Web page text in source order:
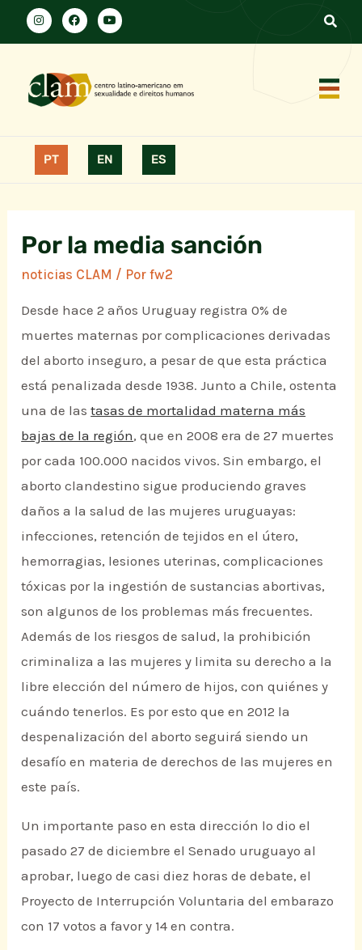
PT EN ES
Por la media sanción
noticias CLAM / Porfw2
Desde hace 2 años Uruguay registra 0% de
muertes maternas por complicaciones derivadas
del aborto inseguro, a pesar de que esta práctica
está penalizada desde 1938. Junto a Chile, ostenta
una de lastasas de mortalidad materna más
bajas de la región, que en 2008 era de 27 muertes
por cada 100.000 nacidos vivos. Sin embargo, el
aborto clandestino sigue produciendo graves
daños a la salud de las mujeres uruguayas:
infecciones, retención de tejidos en el útero,
hemorragias, lesiones uterinas, complicaciones
tóxicas por la ingestión de sustancias abortivas,
son algunos de los problemas más frecuentes.
Además de los riesgos de salud, la prohibición
criminaliza a las mujeres y limita su derecho a la
libre elección del número de hijos, con quiénes y
cuándo tenerlos. Es por esto que en 2012 la
despenalización del aborto seguirá siendo un
desafío en materia de derechos de las mujeres en
este país.
Un importante paso en esta dirección lo dio el
pasado 27 de diciembre el Senado uruguayo al
aprobar, luego de casi diez horas de debate, el
Proyecto de Interrupción Voluntaria del embarazo
con 17 votos a favor y 14 en contra.